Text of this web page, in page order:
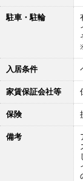
駐車・駐輪
入居条件
家賃保証会社等
保険
備考